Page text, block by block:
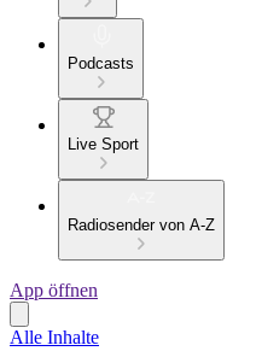
Podcasts
Live Sport
Radiosender von A-Z
App öffnen
Alle Inhalte